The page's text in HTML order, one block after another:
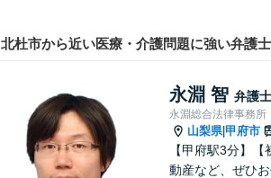
北杜市から近い医療・介護問題に強い弁護士
永淵 智 弁護士
永淵総合法律事務所
山梨県|甲府市
【甲府駅3分】
動産など、ぜひ